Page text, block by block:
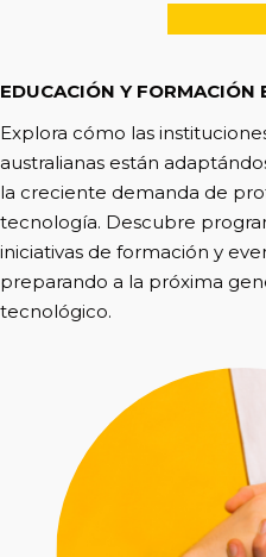
EDUCACIÓN Y FORMACIÓN
Explora cómo las
australianas están
la creciente demanda de
tecnología. Descubre
iniciativas de formación y
preparando a la próxima
tecnológico.